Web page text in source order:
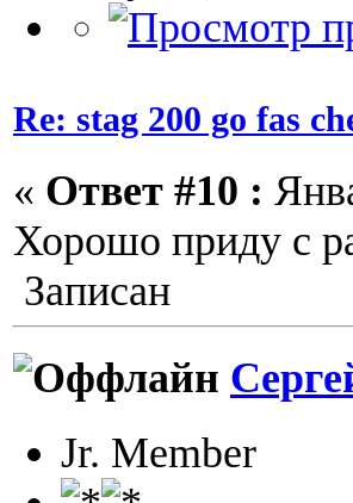
Re: stag 200 go fas
« Ответ #10 :
Хорошо приду с
Записан
Jr. Member